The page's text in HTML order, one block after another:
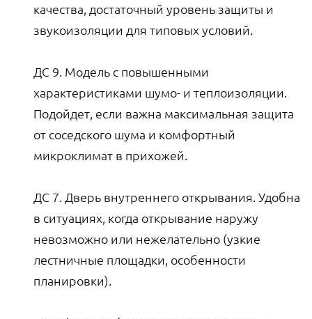
качества, достаточный уровень защиты и
звукоизоляции для типовых условий.
ДС 9. Модель с повышенными
характеристиками шумо- и теплоизоляции.
Подойдет, если важна максимальная защита
от соседского шума и комфортный
микроклимат в прихожей.
ДС 7. Дверь внутреннего открывания. Удобна
в ситуациях, когда открывание наружу
невозможно или нежелательно (узкие
лестничные площадки, особенности
планировки).